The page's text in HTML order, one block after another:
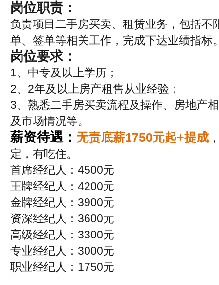
岗位职责：
负责项目二手房买卖、租赁业务，包括不
单、签单等相关工作，完成下达业绩指标
岗位要求：
1、中专及以上学历；
2、2年及以上房产租售从业经验；
3、熟悉二手房买卖流程及操作、房地产
及市场情况等。
薪资待遇： 无责底薪1750元起+提成
定，有吃住。
首席经纪人：4500元
王牌经纪人：4200元
金牌经纪人：3900元
资深经纪人：3600元
高级经纪人：3300元
专业经纪人：3000元
职业经纪人：1750元